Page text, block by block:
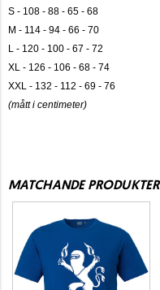
S - 108 - 88 - 65 - 68
M - 114 - 94 - 66 - 70
L - 120 - 100 - 67 - 72
XL - 126 - 106 - 68 - 74
XXL - 132 - 112 - 69 - 76
(mått i centimeter)
MATCHANDE PRODUKTER